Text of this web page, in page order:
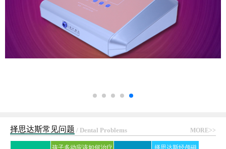
MORE>>
择思达斯常见问题 / Dental Problems
孩子多动应该如何治疗
择思达斯经颅磁